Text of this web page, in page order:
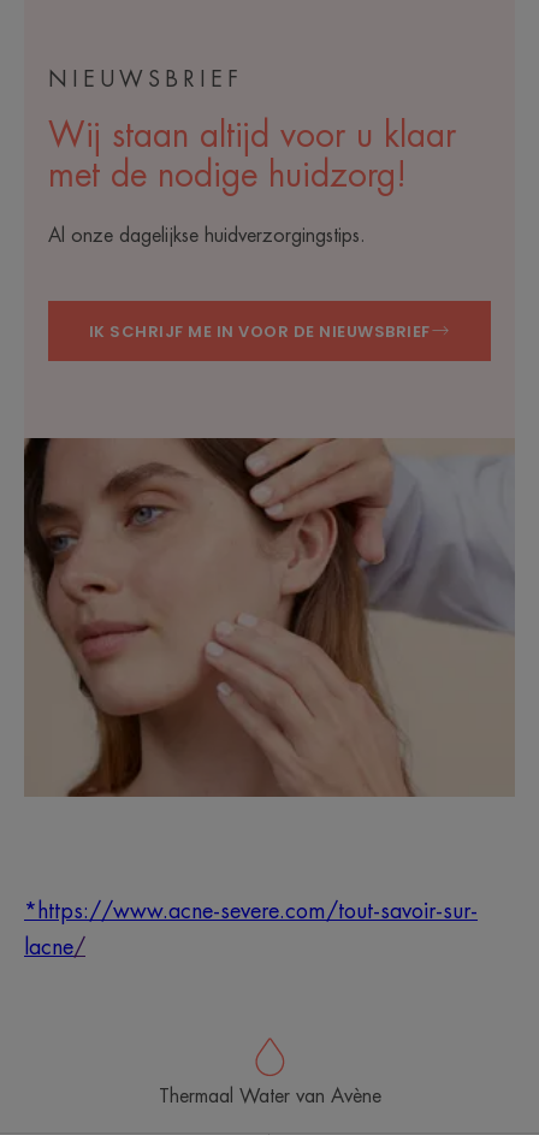
NIEUWSBRIEF
Wij staan altijd voor u klaar
met de nodige huidzorg!
Al onze dagelijkse huidverzorgingstips.
IK SCHRIJF ME IN VOOR DE NIEUWSBRIEF
*https://www.acne-severe.com/tout-savoir-sur-
lacne/
Thermaal Water van Avène